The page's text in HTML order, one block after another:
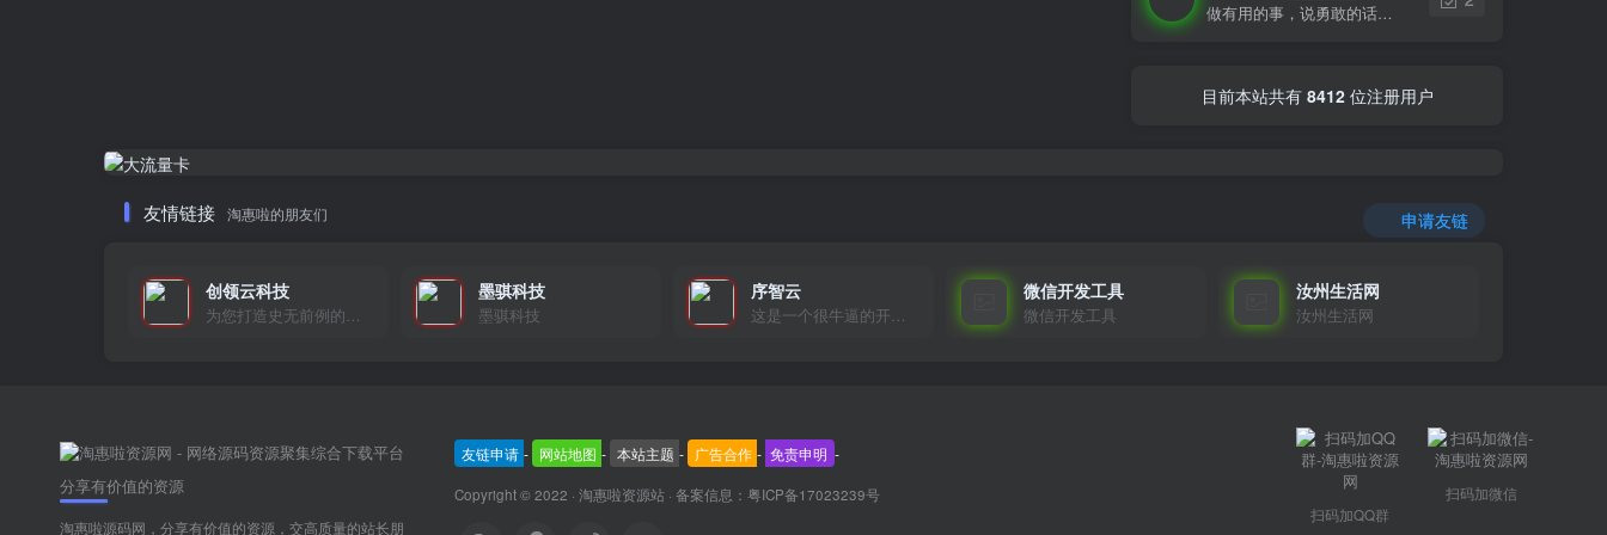
做有用的事，说勇敢的话，想美好的事，一生足矣
目前本站共有 8412位注册用户
友情链接 淘惠啦的朋友们 申请友链
创领云科技
为您打造史无前例的应用产品带您认识新时代产品的创新
墨骐科技
墨骐科技
序智云
这是一个很牛逼的开发者，要开发找他准行！
微信开发工具
微信开发工具
汝州生活网
汝州生活网
分享有价值的资源
淘惠啦源码网，分享有价值的资源，交高质量的站长朋
友链申请 - 网站地图 - 本站主题 - 广告合作 - 免责申明 -
Copyright © 2022 · 淘惠啦资源站 · 备案信息： 粤ICP备17023239号
扫码加QQ群
扫码加微信